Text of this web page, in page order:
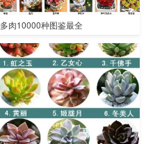
多肉10000种图鉴最全